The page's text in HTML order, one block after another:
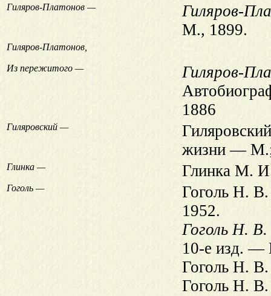
Гиляров-Платонов —
Гиляров-
М., 1899.
Гиляров-Платонов,
Из пережитого —
Гиляров-
1886
Гиляровский —
жизни —
Глинка — Глинка М.
Гоголь —
Гоголь Н.
1952.
Гоголь Н. В.
10-е изд.
Гоголь Н.
Гоголь Н.